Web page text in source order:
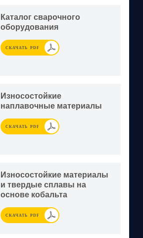
Каталог сварочного
оборудования
СКАЧАТЬ PDF
Износостойкие
наплавочные материалы
СКАЧАТЬ PDF
Износостойкие материалы
и твердые сплавы на
основе кобальта
СКАЧАТЬ PDF